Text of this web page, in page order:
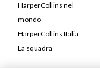
HarperCollins nel
mondo
HarperCollins Italia
La squadra